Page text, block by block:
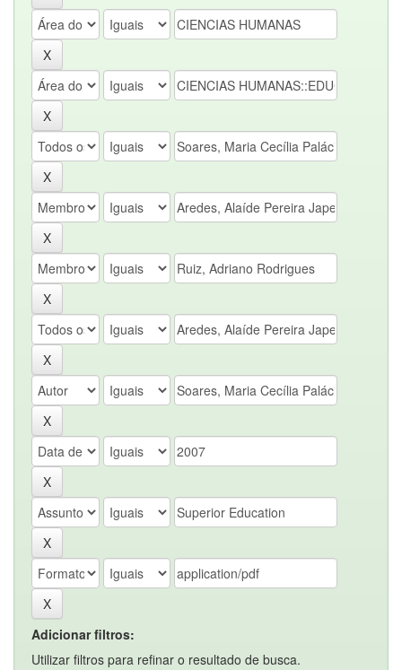
Adicionar filtros:
Utilizar filtros para refinar o resultado de busca.